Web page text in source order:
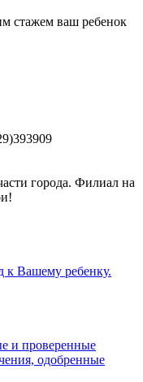
стажем ваш ребенок
города. Филиал на
к Вашему ребенку.
и проверенные
одобренные